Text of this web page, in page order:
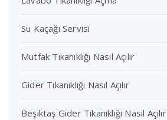
Su Kaçağı Servisi
Mutfak Tıkanıklığı Nasıl Açılır
Gider Tıkanıklığı Nasıl Açılır
Beşiktaş Gider Tıkanıklığı Nasıl Açılır